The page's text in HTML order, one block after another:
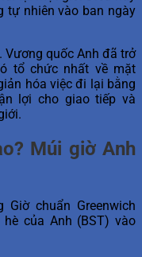
tự nhiên vào ban ngày
Vương quốc Anh đã trở
tổ chức nhất về mặt
hóa việc đi lại bằng
lợi cho giao tiếp và
Múi giờ Anh
chuẩn Greenwich
của Anh (BST) vào